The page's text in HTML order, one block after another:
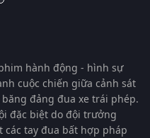
hành động - hình sự
cuộc chiến giữa cảnh sát
đảng đua xe trái phép.
đặc biệt do đội trưởng
các tay đua bất hợp pháp